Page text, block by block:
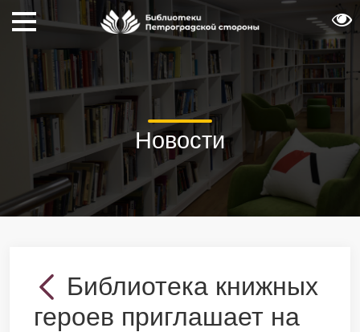
Новости
Библиотека книжных
героев приглашает на